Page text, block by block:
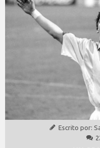
Escrito por: